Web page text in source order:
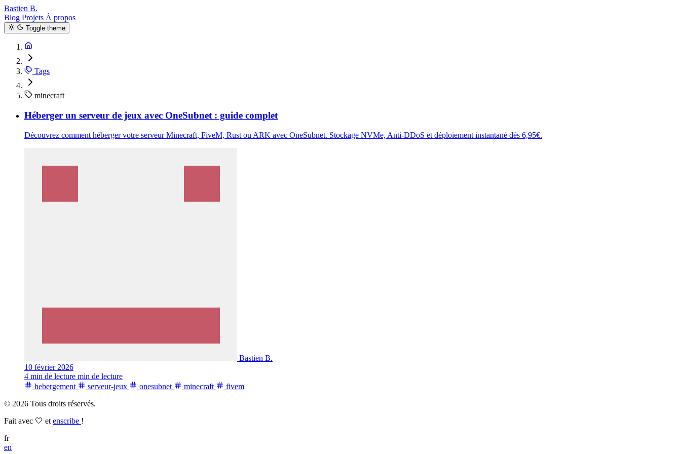
Bastien B.
Blog Projets À propos
Toggle theme
Tags
minecraft
Héberger un serveur de jeux avec OneSubnet : guide complet
Découvrez comment héberger votre serveur Minecraft, FiveM, Rust ou ARK avec OneSubnet. Stockage NVMe, Anti-DDoS et déploiement instantané dès 6,95€.
Bastien B.
10 février 2026
4 min de lecture min de lecture
hebergement
serveur-jeux onesubnet minecraft
fivem
© 2026 Tous droits réservés.
Fait avec 🤍 et enscribe !
fr
en